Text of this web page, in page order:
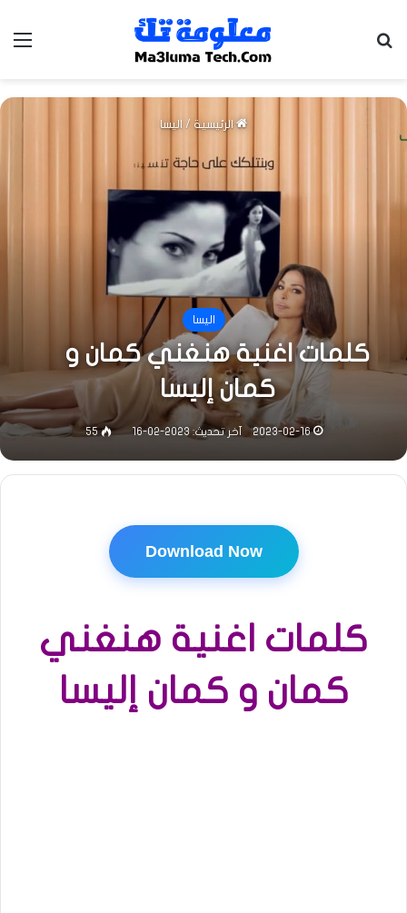
الرئيسية / اليسا
اليسا
كلمات اغنية هنغني كمان و
كمان إليسا
2023-02-16 آخر تحديث: 2023-02-16 55
Download Now
كلمات اغنية هنغني
كمان و كمان إليسا